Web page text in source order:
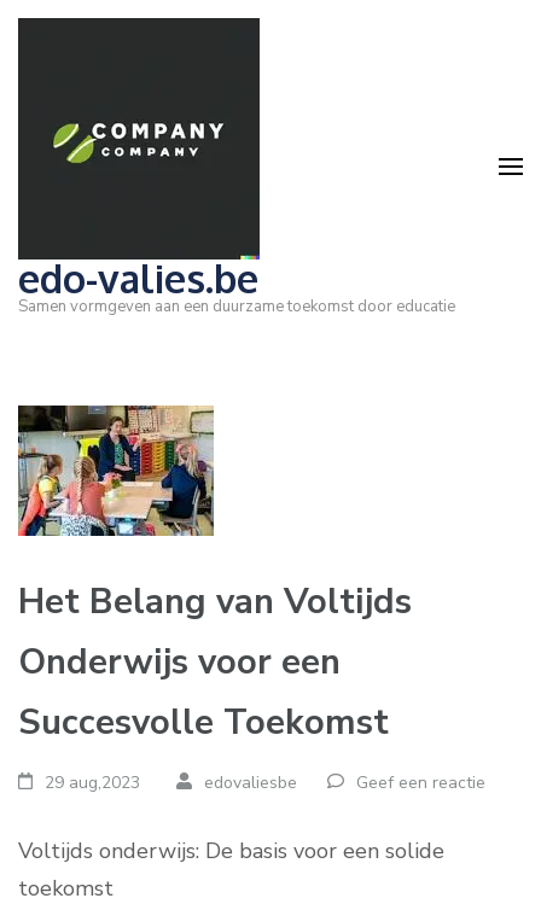
Ga
edo-valies.be
Samen vormgeven aan een duurzame toekomst door educatie
Het Belang van Voltijds
Onderwijs voor een
Succesvolle Toekomst
29 aug,2023 edovaliesbe Geef een reactie
Voltijds onderwijs: De basis voor een solide
toekomst